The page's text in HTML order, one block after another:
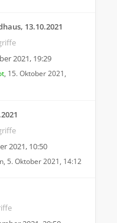
13.10.2021
2021, 19:29
, 15. Oktober 2021,
2021, 10:50
, 5. Oktober 2021, 14:12